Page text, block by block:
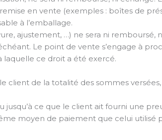
en vente (exemples : boîtes de
à l’emballage.
ajustement, …) ne sera ni remboursé,
Le point de vente s’engage à
laquelle ce droit a été exercé.
de la totalité des sommes versées,
ce que le client ait fourni une
moyen de paiement que celui utilisé